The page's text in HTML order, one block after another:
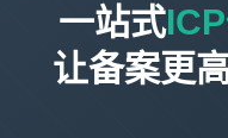
一站式
让备案更